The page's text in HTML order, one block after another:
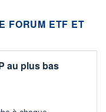
FORUM ETF ET
au plus bas